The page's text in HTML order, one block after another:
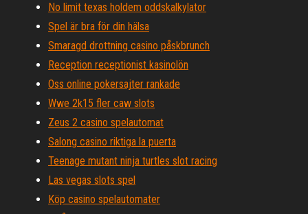
No limit texas holdem oddskalkylator
Spel är bra för din hälsa
Smaragd drottning casino påskbrunch
Reception receptionist kasinolön
Oss online pokersajter rankade
Wwe 2k15 fler caw slots
Zeus 2 casino spelautomat
Salong casino riktiga la puerta
Teenage mutant ninja turtles slot racing
Las vegas slots spel
Köp casino spelautomater